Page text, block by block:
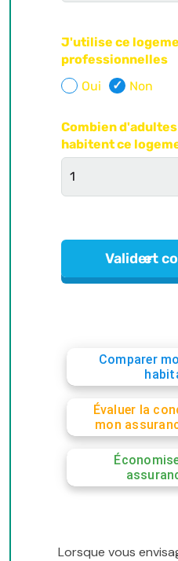
Comparer
Évaluer la
mon
Lorsque vous